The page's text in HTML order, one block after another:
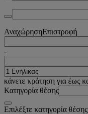
ΑναχώρησηΕπιστροφή
-
κάνετε κράτηση για έως
Κατηγορία θέσης
Επιλέξτε κατηγορία θέσης